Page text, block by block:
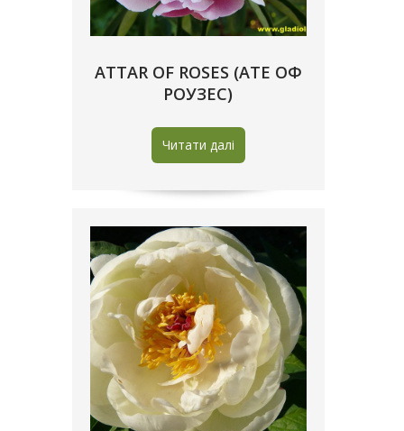
ATTAR OF ROSES (АТЕ ОФ
РОУЗЕС)
Читати далі